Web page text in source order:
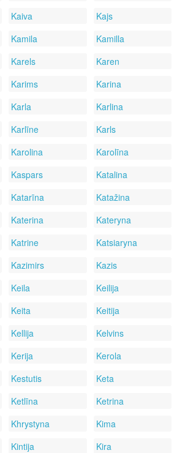
Kaiva
Kajs
Kamila
Kamilla
Karels
Karen
Karims
Karina
Karla
Karlina
Karlīne
Karls
Karolina
Karolīna
Kaspars
Katalina
Katarīna
Katažina
Katerina
Kateryna
Katrine
Katsiaryna
Kazimirs
Kazis
Keila
Keilija
Keita
Keitija
Kellija
Kelvins
Kerija
Kerola
Kestutis
Keta
Ketlīna
Ketrina
Khrystyna
Kima
Kintija
Kira